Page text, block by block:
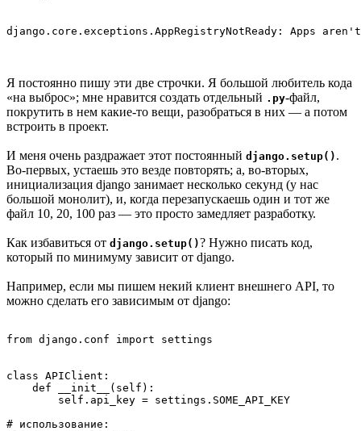
Я постоянно пишу эти две строчки. Я большой любитель кода
«на выброс»; мне нравится создать отдельный .py-файл,
покрутить в нем какие-то вещи, разобраться в них — а потом
встроить в проект.
И меня очень раздражает этот постоянный django.setup() .
Во-первых, устаешь это везде повторять; а, во-вторых,
инициализация django занимает несколько секунд (у нас
большой монолит), и, когда перезапускаешь один и тот же
файл 10, 20, 100 раз — это просто замедляет разработку.
Как избавиться от django.setup()? Нужно писать код,
который по минимуму зависит от django.
Например, если мы пишем некий клиент внешнего API, то
можно сделать его зависимым от django:
from django.conf import settings
class APIClient:
    def __init__(self):
        self.api_key = settings.SOME_API_KEY
# использование: